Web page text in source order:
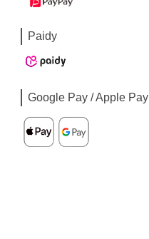
Paidy
Google Pay / Apple Pay